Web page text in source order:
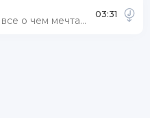
Ты подарил мне все о чем мечтает женщина
03:31